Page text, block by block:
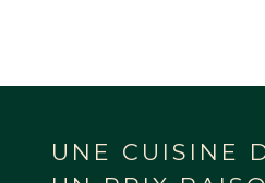
UNE CUISINE